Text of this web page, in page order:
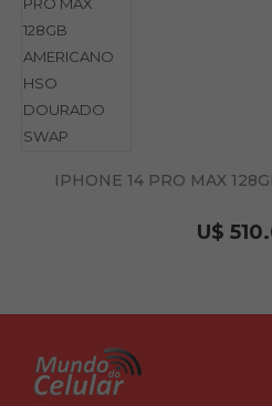
IPHONE 14 PRO MAX
U$